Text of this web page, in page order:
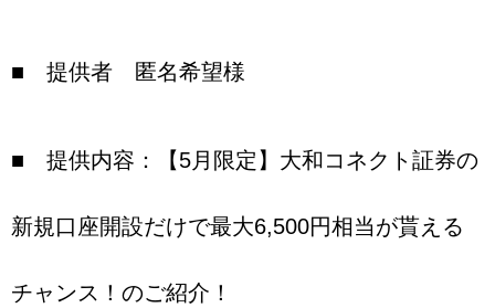
■ 提供者 匿名希望様
■ 提供内容：【5月限定】大和コネクト証券の
新規口座開設だけで最大6,500円相当が貰える
チャンス！のご紹介！